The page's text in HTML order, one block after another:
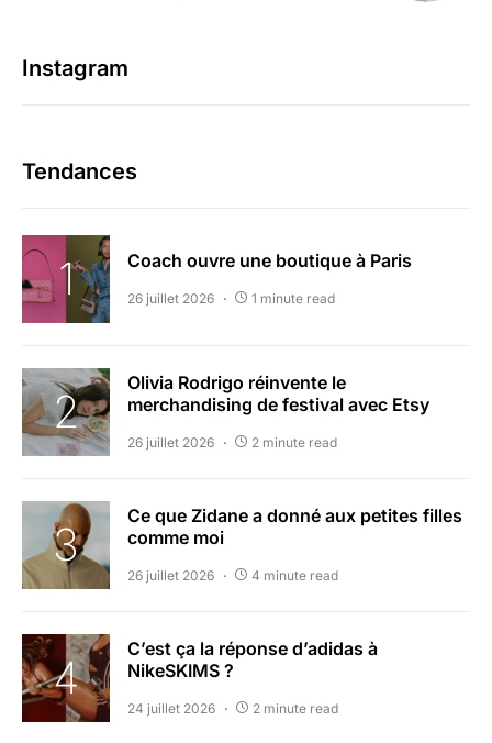
Instagram
Tendances
Coach ouvre une boutique à Paris
26 juillet 2026 1 minute read
Olivia Rodrigo réinvente le
merchandising de festival avec Etsy
26 juillet 2026 2 minute read
Ce que Zidane a donné aux petites filles
comme moi
26 juillet 2026 4 minute read
C’est ça la réponse d’adidas à
NikeSKIMS ?
24 juillet 2026 2 minute read